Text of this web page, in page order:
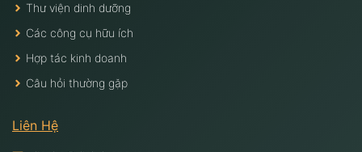
Thư viện dinh dưỡng
Các công cụ hữu ích
Hợp tác kinh doanh
Câu hỏi thường gặp
Liên Hệ